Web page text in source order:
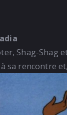
Shag-Shag
sa rencontre